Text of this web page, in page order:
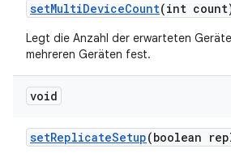
setMultiDeviceCount(int
Legt die Anzahl der erwarteten
mehreren Geräten fest.
void
setReplicateSetup(boolean